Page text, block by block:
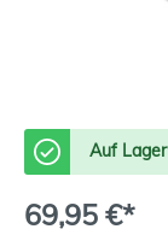
Auf Lager
69,95 €*